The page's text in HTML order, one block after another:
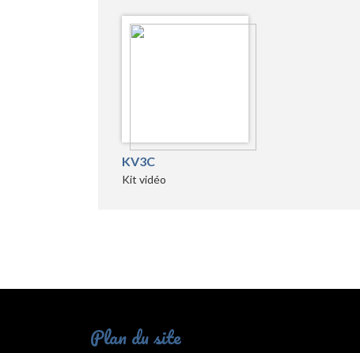
KV3C
Kit vidéo
Plan du site